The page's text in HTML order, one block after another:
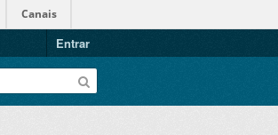
Canais
Entrar